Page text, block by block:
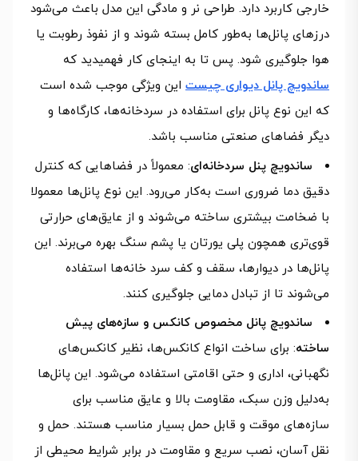
خارجی کاربرد دارد. طراحی نر و مادگی این مدل باعث می‌شود
درزهای پانل‌ها به‌طور کامل بسته شوند و از نفوذ رطوبت یا
هوا جلوگیری شود. پس تا به اینجای کار فهمیدید که
ساندویچ پانل دیواری چیست این ویژگی موجب شده است
که این نوع پانل برای استفاده در سردخانه‌ها، کارگاه‌ها و
دیگر فضاهای صنعتی مناسب باشد.
ساندویچ پنل سردخانه‌ای: معمولاً در فضاهایی که کنترل
دقیق دما ضروری است به‌کار می‌رود. این نوع پانل‌ها معمولا
با ضخامت بیشتری ساخته می‌شوند و از عایق‌های حرارتی
قوی‌تری همچون پلی‌ یورتان یا پشم سنگ بهره می‌برند. این
پانل‌ها در دیوارها، سقف و کف سرد خانه‌ها استفاده
می‌شوند تا از تبادل دمایی جلوگیری کنند.
ساندویچ پانل مخصوص کانکس و سازه‌های پیش‌
ساخته: برای ساخت انواع کانکس‌ها، نظیر کانکس‌های
نگهبانی، اداری و حتی اقامتی استفاده می‌شود. این پانل‌ها
به‌دلیل وزن سبک، مقاومت بالا و عایق مناسب برای
سازه‌های موقت و قابل‌ حمل بسیار مناسب هستند. حمل‌ و
نقل آسان، نصب سریع و مقاومت در برابر شرایط محیطی از